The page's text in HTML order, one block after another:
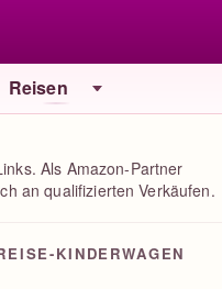
Reisen
Als Amazon-Partner
an qualifizierten Verkäufen.
KINDERWAGEN